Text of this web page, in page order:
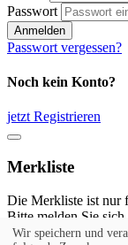
Passwort
Anmelden
Passwort vergessen?
Noch kein Konto?
jetzt Registrieren
Merkliste
Die Merkliste ist nur
Bitte melden Sie sich
Wir speichern und